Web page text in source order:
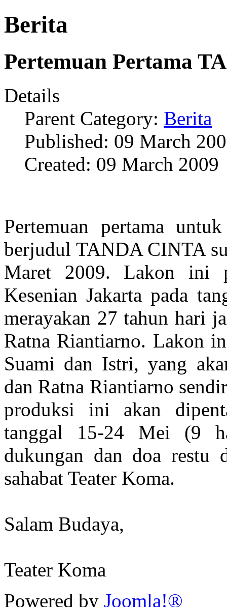
Berita
Pertemuan Pertama
Details
Parent Category: Berita
Published: 09 March
Created: 09 March 2009
Pertemuan pertama
berjudul TANDA CINTA
Maret 2009. Lakon ini
Kesenian Jakarta pada
merayakan 27 tahun hari
Ratna Riantiarno. Lakon
Suami dan Istri, yang
dan Ratna Riantiarno
produksi ini akan
tanggal 15-24 Mei (9
dukungan dan doa restu
sahabat Teater Koma.
Salam Budaya,
Teater Koma
Powered by Joomla!®